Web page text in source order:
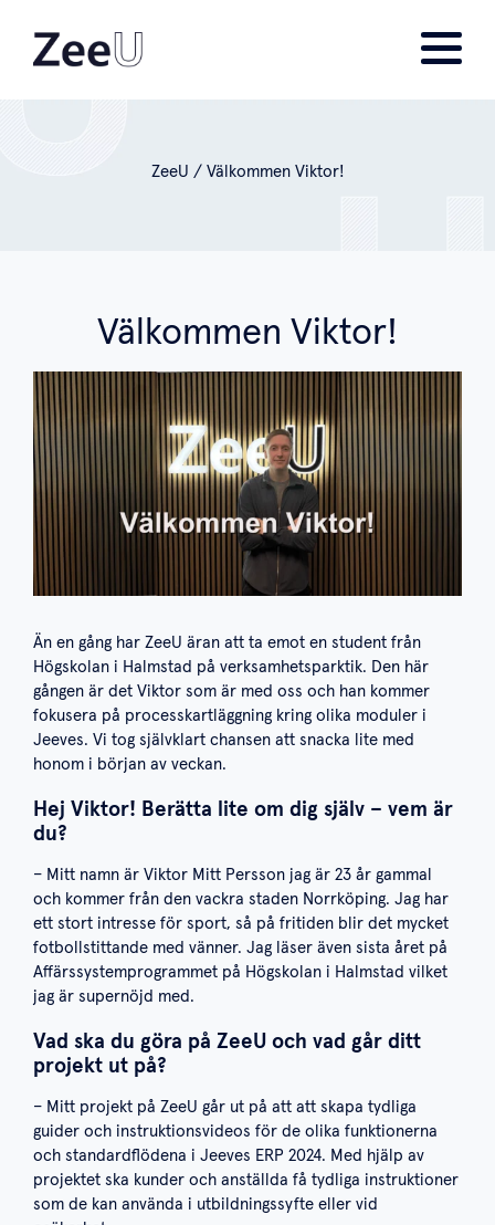
ZeeU / Välkommen Viktor!
Välkommen Viktor!
Än en gång har ZeeU äran att ta emot en student från
Högskolan i Halmstad på verksamhetsparktik. Den här
gången är det Viktor som är med oss och han kommer
fokusera på processkartläggning kring olika moduler i
Jeeves. Vi tog självklart chansen att snacka lite med
honom i början av veckan.
Hej Viktor! Berätta lite om dig själv – vem är
du?
– Mitt namn är Viktor Mitt Persson jag är 23 år gammal
och kommer från den vackra staden Norrköping. Jag har
ett stort intresse för sport, så på fritiden blir det mycket
fotbollstittande med vänner. Jag läser även sista året på
Affärssystemprogrammet på Högskolan i Halmstad vilket
jag är supernöjd med.
Vad ska du göra på ZeeU och vad går ditt
projekt ut på?
– Mitt projekt på ZeeU går ut på att att skapa tydliga
guider och instruktionsvideos för de olika funktionerna
och standardflödena i Jeeves ERP 2024. Med hjälp av
projektet ska kunder och anställda få tydliga instruktioner
som de kan använda i utbildningssyfte eller vid